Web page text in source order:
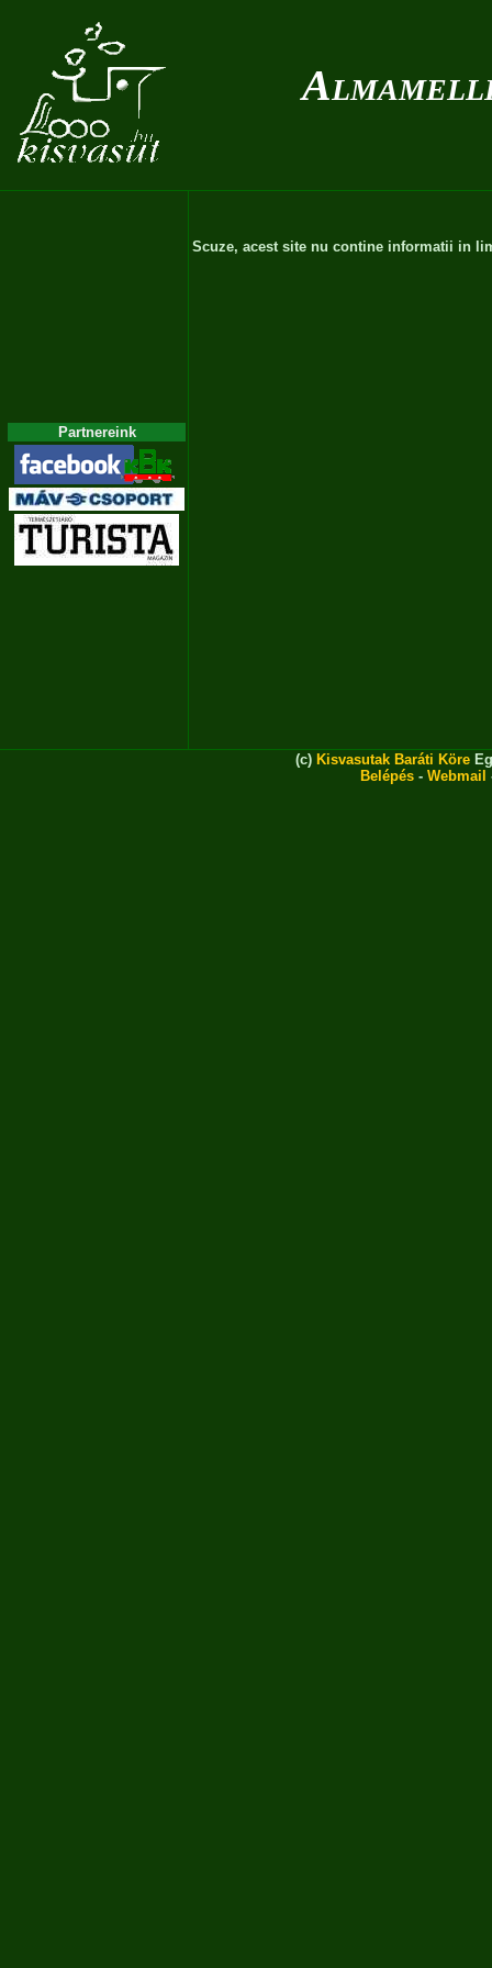
Partnereink
Scuze, acest site nu contine informatii in
(c) Kisvasutak Baráti Köre
Belépés - Webmail